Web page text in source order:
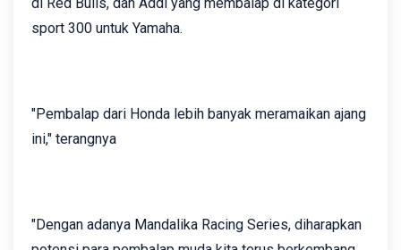
sport 300 untuk Yamaha.
"Pembalap dari Honda lebih banyak meramaikan ajang
ini," terangnya
"Dengan adanya Mandalika Racing Series, diharapkan